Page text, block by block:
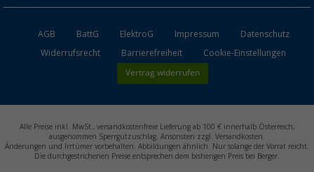
AGB BattG ElektroG Impressum
Datenschutz
Widerrufsrecht
Barrierefreiheit Cookie-Einstellungen
Vertrag widerrufen
Alle Preise inkl. MwSt., versandkostenfreie Lieferung ab 100 € innerhalb Österreich,
ausgenommen Sperrgutzuschlag. Ansonsten zzgl. Versandkosten.
Änderungen und Irrtümer vorbehalten. Abbildungen ähnlich. Nur solange der Vorrat reicht.
Die durchgestrichenen Preise entsprechen dem bisherigen Preis bei Berger.